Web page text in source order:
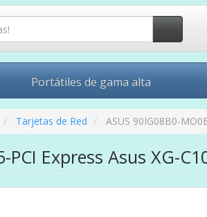
Portátiles de gama alta
Tarjetas de Red ASUS 90IG08B0-
PCI Express Asus XG-